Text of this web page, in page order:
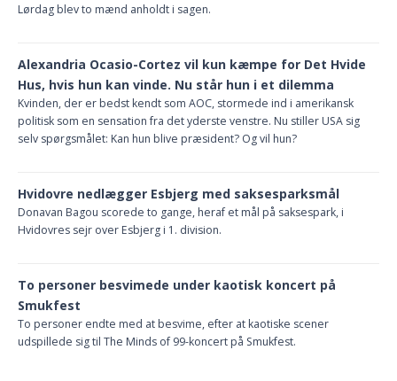
Lørdag blev to mænd anholdt i sagen.
Alexandria Ocasio-Cortez vil kun kæmpe for Det Hvide
Hus, hvis hun kan vinde. Nu står hun i et dilemma
Kvinden, der er bedst kendt som AOC, stormede ind i amerikansk
politisk som en sensation fra det yderste venstre. Nu stiller USA sig
selv spørgsmålet: Kan hun blive præsident? Og vil hun?
Hvidovre nedlægger Esbjerg med saksesparksmål
Donavan Bagou scorede to gange, heraf et mål på saksespark, i
Hvidovres sejr over Esbjerg i 1. division.
To personer besvimede under kaotisk koncert på
Smukfest
To personer endte med at besvime, efter at kaotiske scener
udspillede sig til The Minds of 99-koncert på Smukfest.